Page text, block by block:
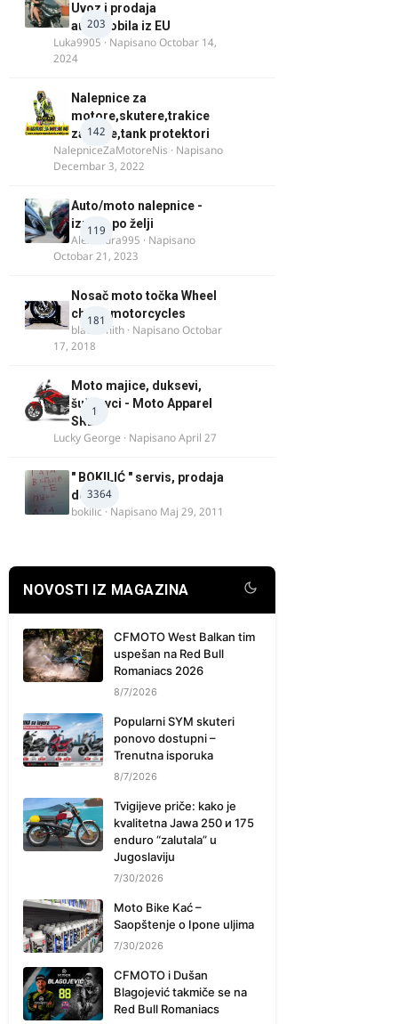
203
Uvoz i prodaja
automobila iz EU
Luka9905 · NapisanoOctobar 14,
2024
142
Nalepnice za
motore,skutere,trakice
za felne,tank protektori
NalepniceZaMotoreNis · Napisano
Decembar 3, 2022
119
Auto/moto nalepnice -
izrada po želji
Alexandra995 · Napisano
Octobar 21, 2023
181
Nosač moto točka Wheel
chock motorcycles
blacksmith · NapisanoOctobar
17, 2018
1
Moto majice, duksevi,
šuškavci - Moto Apparel
SRB
Lucky George · NapisanoApril 27
3364
" BOKILIĆ " servis, prodaja
delova
bokilic · Napisano Maj 29, 2011
NOVOSTI IZ MAGAZINA
CFMOTO West Balkan tim
uspešan na Red Bull
Romaniacs 2026
8/7/2026
Popularni SYM skuteri
ponovo dostupni –
Trenutna isporuka
8/7/2026
Tvigijeve priče: kako je
kvalitetna Jawa 250 и 175
enduro “zalutala” u
Jugoslaviju
7/30/2026
Moto Bike Kać –
Saopštenje o Ipone uljima
7/30/2026
CFMOTO i Dušan
Blagojević takmiče se na
Red Bull Romaniacs